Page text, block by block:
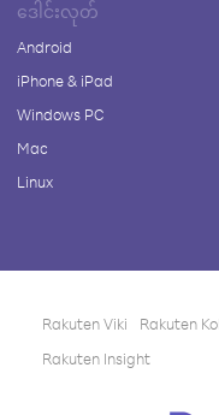
ဒေါင်းလုတ်
Android
iPhone & iPad
Windows PC
Mac
Linux
Rakuten Viki Rakuten
Rakuten Insight